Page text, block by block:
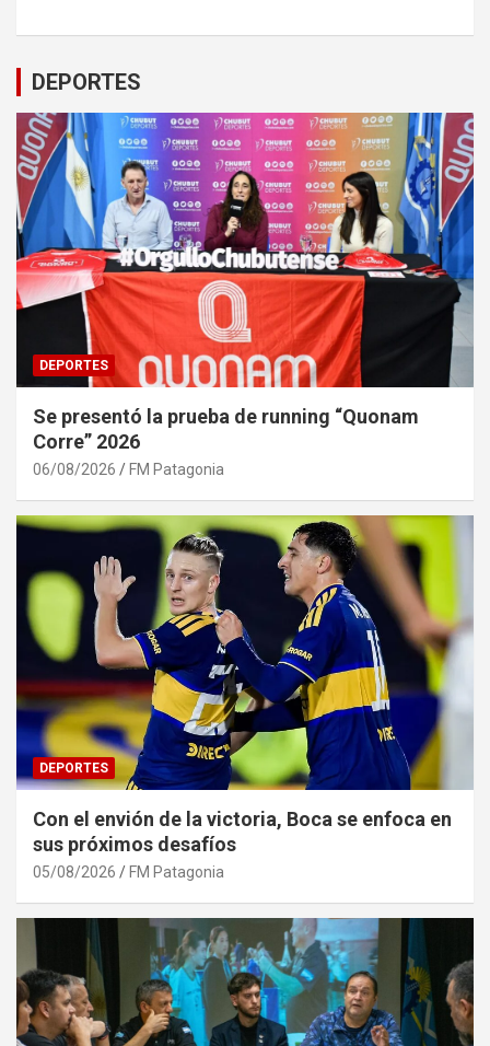
DEPORTES
DEPORTES
Se presentó la prueba de running “Quonam
Corre” 2026
06/08/2026 FM Patagonia
DEPORTES
Con el envión de la victoria, Boca se enfoca en
sus próximos desafíos
05/08/2026 FM Patagonia